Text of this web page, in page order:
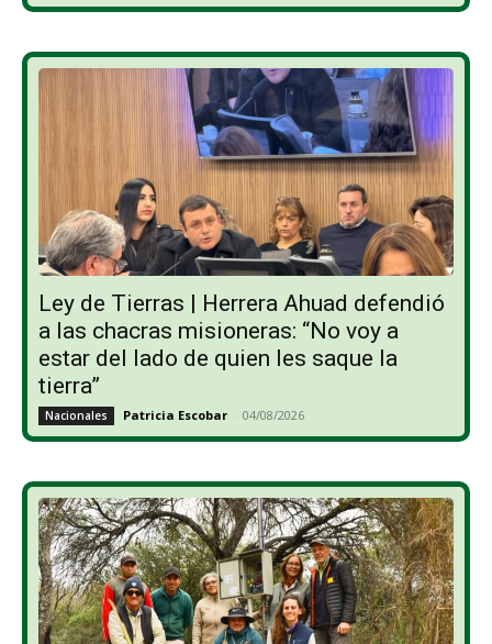
Ley de Tierras | Herrera Ahuad defendió
a las chacras misioneras: “No voy a
estar del lado de quien les saque la
tierra”
Nacionales Patricia Escobar - 04/08/2026